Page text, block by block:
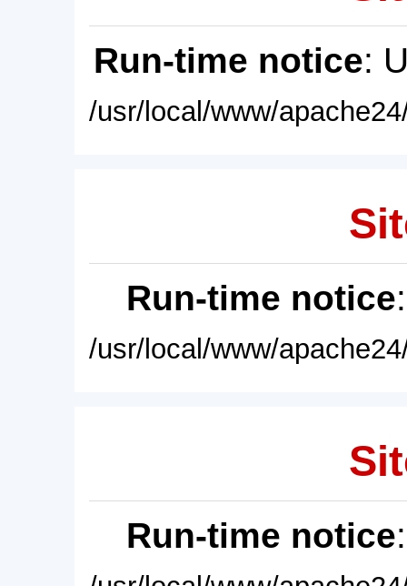
Run-time notice:
/usr/local/www/
Run-time notice
/usr/local/www/
Run-time notice